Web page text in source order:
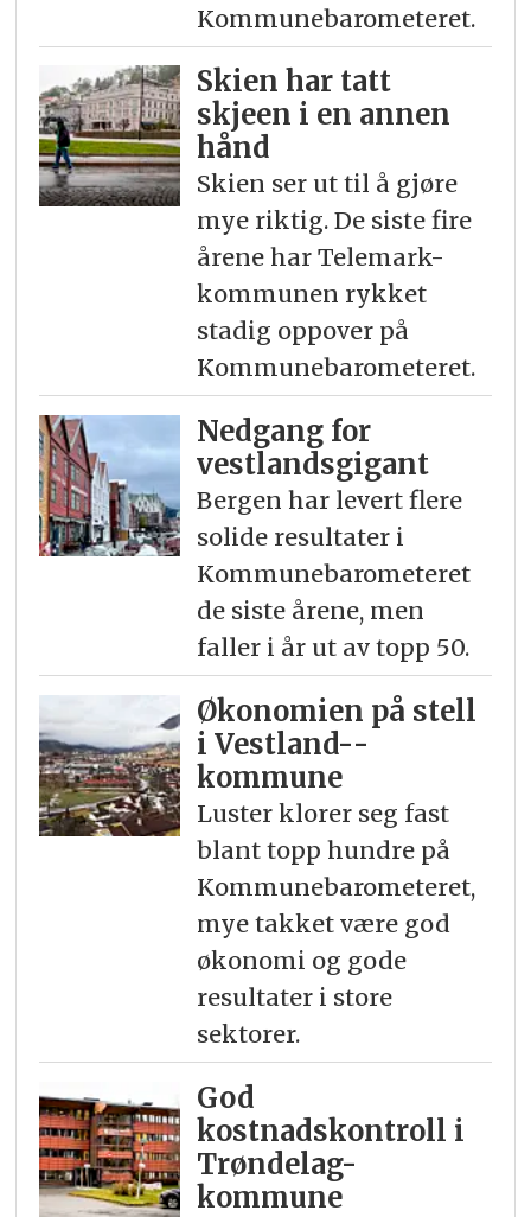
Kommunebarometeret.
Skien har tatt
skjeen i en annen
hånd
Skien ser ut til å gjøre
mye riktig. De siste fire
årene har Telemark-
kommunen rykket
stadig oppover på
Kommunebarometeret.
Nedgang for
vestlandsgigant
Bergen har levert flere
solide resultater i
Kommunebarometeret
de siste årene, men
faller i år ut av topp 50.
Økonomien på stell
i Vestland-­
kommune
Luster klorer seg fast
blant topp hundre på
Kommunebarometeret,
mye takket være god
økonomi og gode
resultater i store
sektorer.
God
kostnadskontroll i
Trøndelag-
kommune